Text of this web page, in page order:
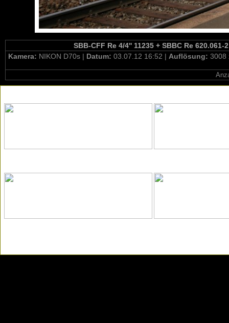
SBB-CFF Re 4/4'' 11235 + SBBC Re
Kamera: NIKON D70s | Datum: 03.07.12 16:52 | Auflösung: 3008